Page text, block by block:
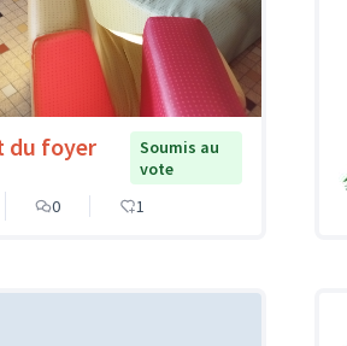
du foyer
Soumis au
vote
0 1